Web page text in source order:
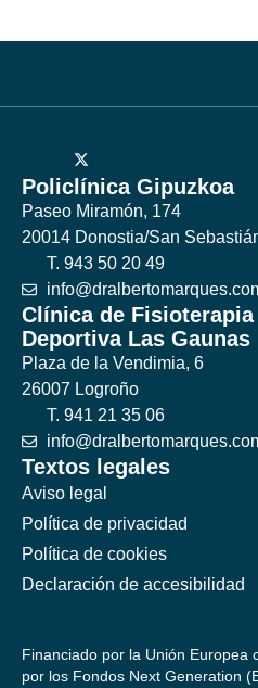
Policlínica Gipuzkoa
Paseo Miramón, 174
20014 Donostia/San
T. 943 50 20 49
Clínica de
Deportiva Las Gaunas
Plaza de la Vendimia, 6
26007 Logroño
T. 941 21 35 06
Textos legales
Aviso legal
Política de privacidad
Política de cookies
Declaración de accesibilidad
Financiado por la Unión Europea
por los Fondos Next Generation